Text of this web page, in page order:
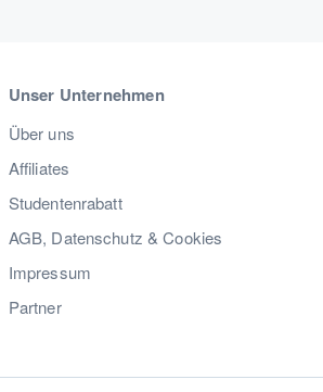
Unser Unternehmen
Über uns
Affiliates
Studentenrabatt
AGB, Datenschutz & Cookies
Impressum
Partner